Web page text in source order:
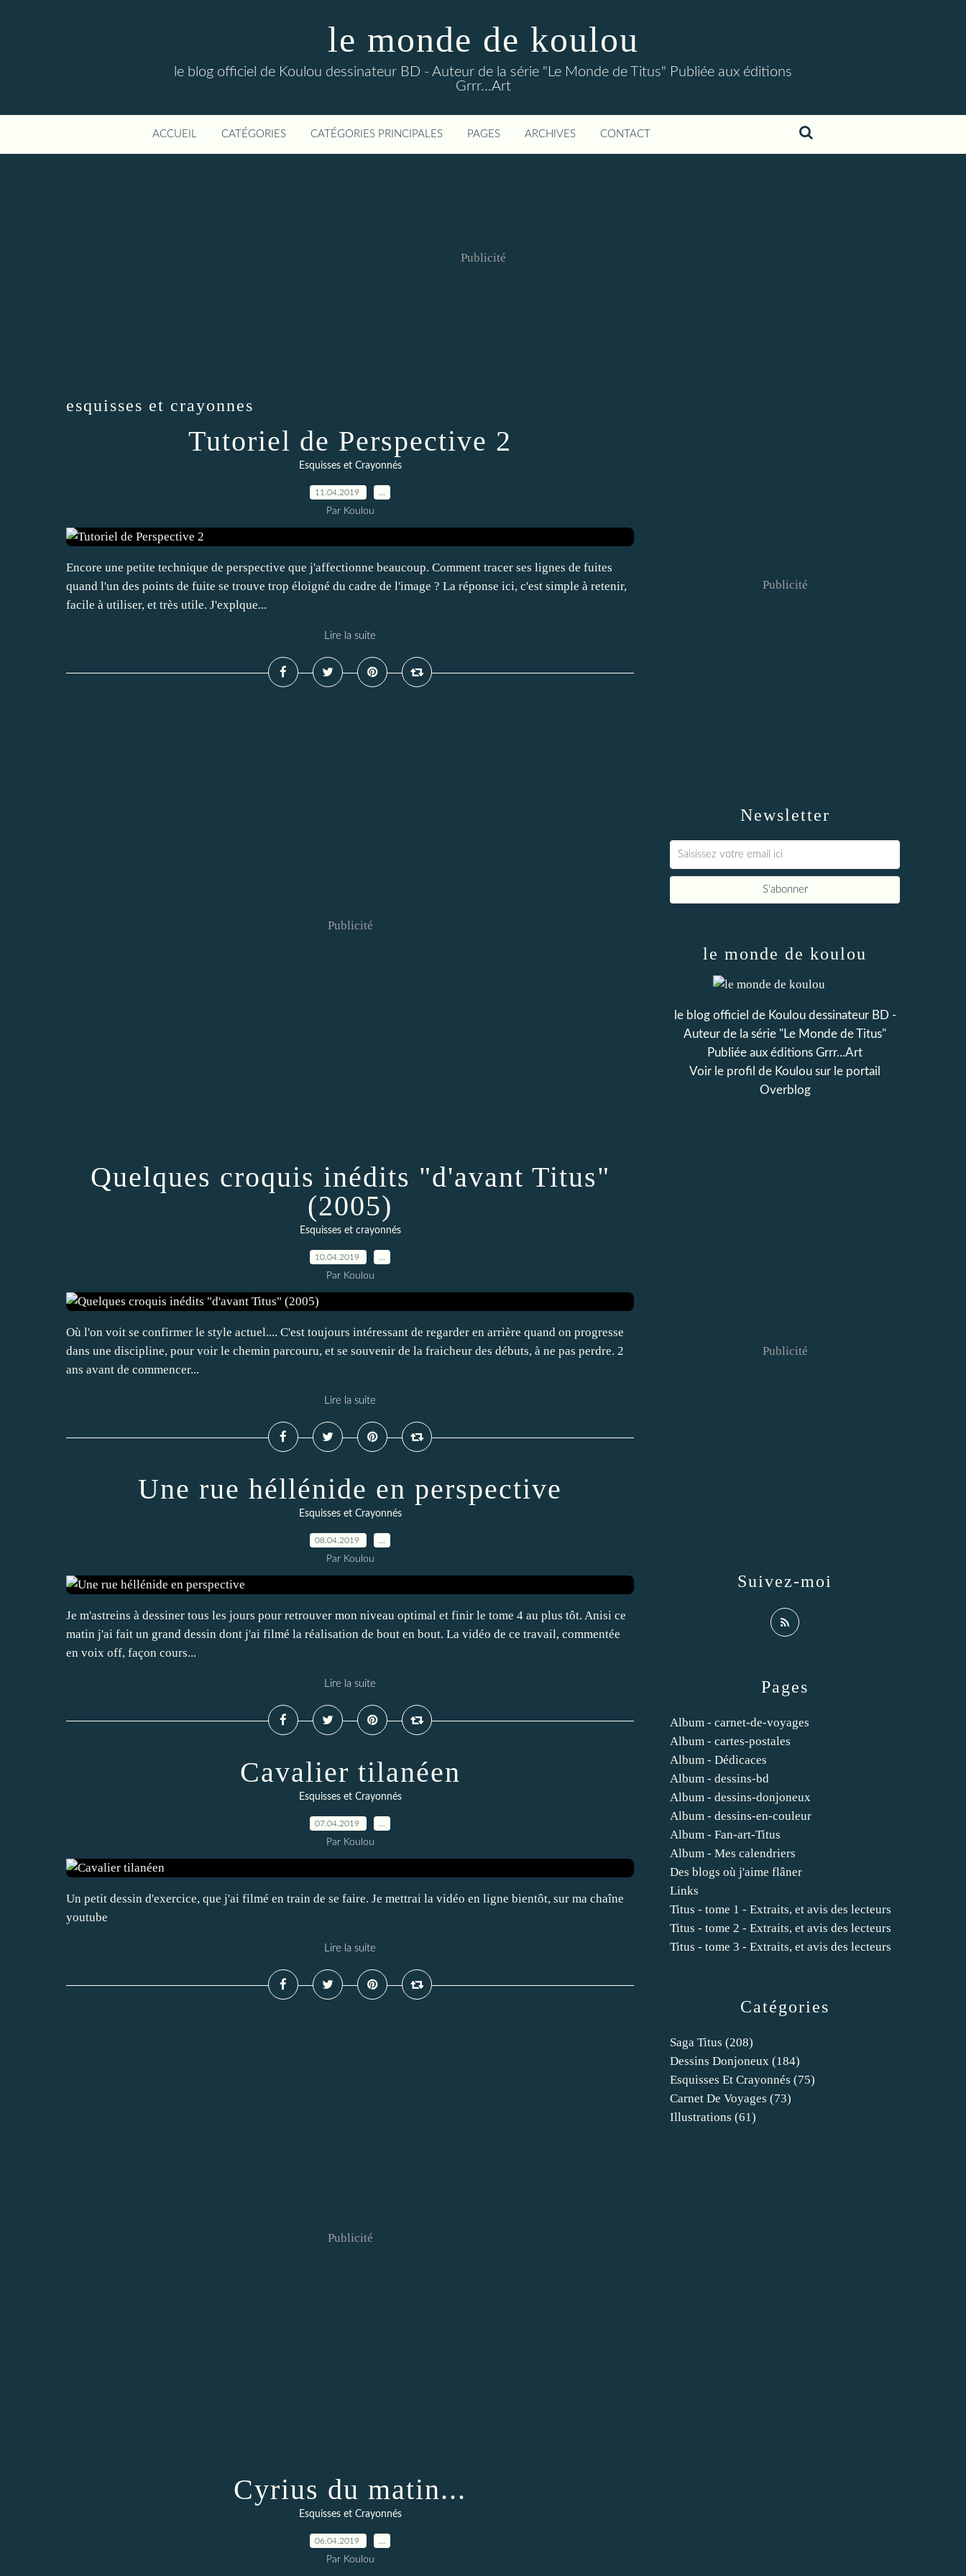
le monde de koulou
le blog officiel de Koulou dessinateur BD - Auteur de la série "Le Monde de Titus" Publiée aux éditions
Grrr...Art
ACCUEIL CATÉGORIES CATÉGORIES PRINCIPALES PAGES ARCHIVES CONTACT
Publicité
esquisses et crayonnes
Tutoriel de Perspective 2
Esquisses et Crayonnés
11.04.2019
Par Koulou
Encore une petite technique de perspective que j'affectionne beaucoup. Comment tracer ses lignes de fuites
quand l'un des points de fuite se trouve trop éloigné du cadre de l'image ? La réponse ici, c'est simple à retenir,
facile à utiliser, et très utile. J'explque...
Lire la suite
Publicité
Quelques croquis inédits "d'avant Titus"
(2005)
Esquisses et crayonnés
10.04.2019
Par Koulou
Où l'on voit se confirmer le style actuel.... C'est toujours intéressant de regarder en arrière quand on progresse
dans une discipline, pour voir le chemin parcouru, et se souvenir de la fraicheur des débuts, à ne pas perdre. 2
ans avant de commencer...
Lire la suite
Une rue héllénide en perspective
Esquisses et Crayonnés
08.04.2019
Par Koulou
Je m'astreins à dessiner tous les jours pour retrouver mon niveau optimal et finir le tome 4 au plus tôt. Anisi ce
matin j'ai fait un grand dessin dont j'ai filmé la réalisation de bout en bout. La vidéo de ce travail, commentée
en voix off, façon cours...
Lire la suite
Cavalier tilanéen
Esquisses et Crayonnés
07.04.2019
Par Koulou
Un petit dessin d'exercice, que j'ai filmé en train de se faire. Je mettrai la vidéo en ligne bientôt, sur ma chaîne
youtube
Lire la suite
Publicité
Cyrius du matin...
Esquisses et Crayonnés
06.04.2019
Par Koulou
Newsletter
Publicité
Catégories
Saga Titus (208)
Dessins Donjoneux (184)
Esquisses Et Crayonnés (75)
Carnet De Voyages (73)
Illustrations (61)
Pages
Album - carnet-de-voyages
Album - cartes-postales
Album - Dédicaces
Album - dessins-bd
Album - dessins-donjoneux
Album - dessins-en-couleur
Album - Fan-art-Titus
Album - Mes calendriers
Des blogs où j'aime flâner
Links
Titus - tome 1 - Extraits, et avis des lecteurs
Titus - tome 2 - Extraits, et avis des lecteurs
Titus - tome 3 - Extraits, et avis des lecteurs
le monde de koulou
le blog officiel de Koulou dessinateur BD -
Auteur de la série "Le Monde de Titus"
Publiée aux éditions Grrr...Art
Voir le profil de Koulou sur le portail
Overblog
Suivez-moi
Publicité